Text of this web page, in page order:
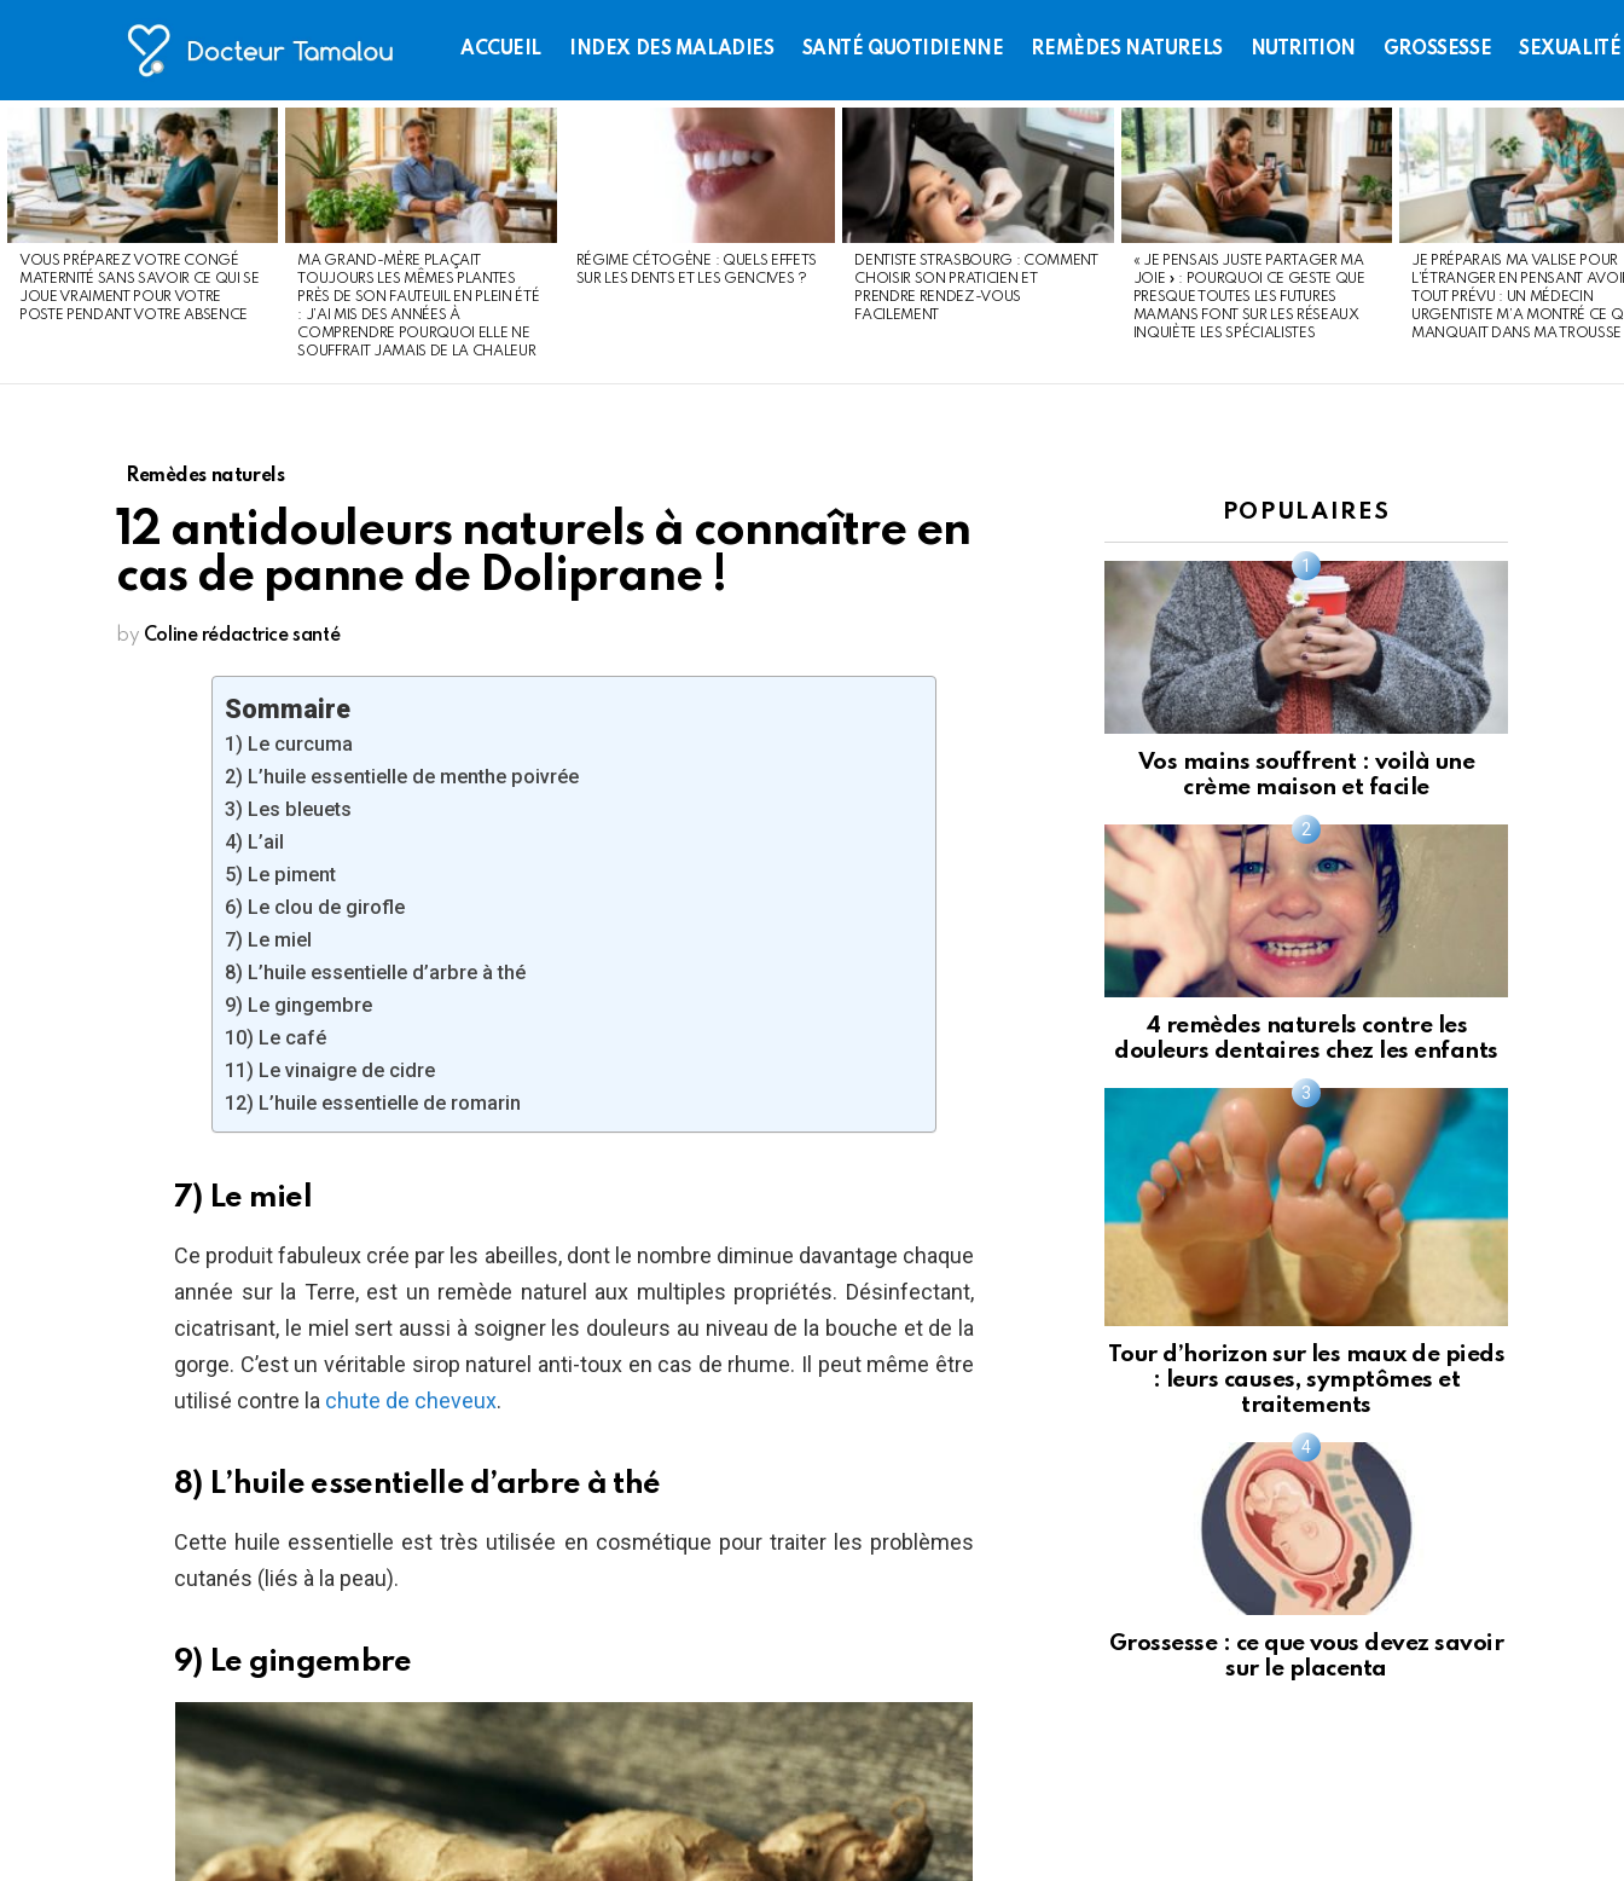
ACCUEIL INDEX DES MALADIES SANTÉ QUOTIDIENNE REMÈDES NATURELS NUTRITION GROSSESSE SEXUALITÉ
STORIES
VOUS PRÉPAREZ VOTRE CONGÉ
MATERNITÉ SANS SAVOIR CE QUI SE
JOUE VRAIMENT POUR VOTRE
POSTE PENDANT VOTRE ABSENCE
MA GRAND-MÈRE PLAÇAIT
TOUJOURS LES MÊMES PLANTES
PRÈS DE SON FAUTEUIL EN PLEIN ÉTÉ
: J’AI MIS DES ANNÉES À
COMPRENDRE POURQUOI ELLE NE
SOUFFRAIT JAMAIS DE LA CHALEUR
RÉGIME CÉTOGÈNE : QUELS EFFETS
SUR LES DENTS ET LES GENCIVES ?
DENTISTE STRASBOURG : COMMENT
CHOISIR SON PRATICIEN ET
PRENDRE RENDEZ-VOUS
FACILEMENT
« JE PENSAIS JUSTE PARTAGER MA
JOIE » : POURQUOI CE GESTE QUE
PRESQUE TOUTES LES FUTURES
MAMANS FONT SUR LES RÉSEAUX
INQUIÈTE LES SPÉCIALISTES
JE PRÉPARAIS MA VALISE POUR
L’ÉTRANGER EN PENSANT
TOUT PRÉVU : UN MÉDECIN
URGENTISTE M’A MONTRÉ CE
MANQUAIT DANS MA TROUSSE
Remèdes naturels
12 antidouleurs naturels à connaître en
cas de panne de Doliprane !
by Coline rédactrice santé
Sommaire
1) Le curcuma
2) L’huile essentielle de menthe poivrée
3) Les bleuets
4) L’ail
5) Le piment
6) Le clou de girofle
7) Le miel
8) L’huile essentielle d’arbre à thé
9) Le gingembre
10) Le café
11) Le vinaigre de cidre
12) L’huile essentielle de romarin
7) Le miel
Ce produit fabuleux crée par les abeilles, dont le nombre diminue davantage chaque
année sur la Terre, est un remède naturel aux multiples propriétés. Désinfectant,
cicatrisant, le miel sert aussi à soigner les douleurs au niveau de la bouche et de la
gorge. C’est un véritable sirop naturel anti-toux en cas de rhume. Il peut même être
utilisé contre la chute de cheveux.
8) L’huile essentielle d’arbre à thé
Cette huile essentielle est très utilisée en cosmétique pour traiter les problèmes
cutanés (liés à la peau).
9) Le gingembre
POPULAIRES
Vos mains souffrent : voilà une
crème maison et facile
4 remèdes naturels contre les
douleurs dentaires chez les enfants
Tour d’horizon sur les maux de pieds
: leurs causes, symptômes et
traitements
Grossesse : ce que vous devez savoir
sur le placenta